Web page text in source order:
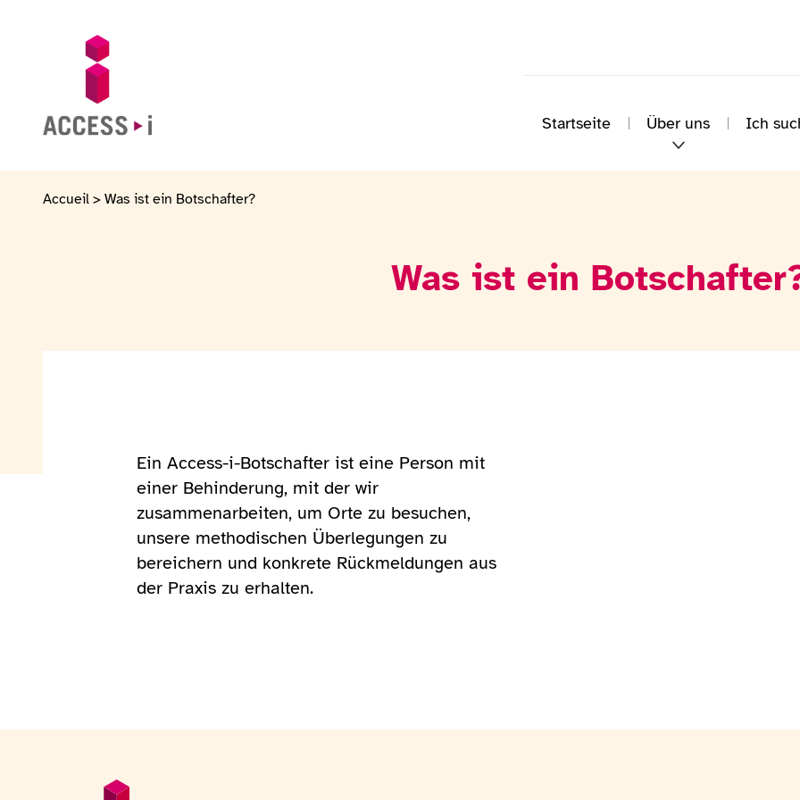
Startseite Über uns Ich
Accueil > Was ist ein Botschafter?
Was ist ein
Ein Access-i-Botschafter ist eine Person mit
einer Behinderung, mit der wir
zusammenarbeiten, um Orte zu besuchen,
unsere methodischen Überlegungen zu
bereichern und konkrete Rückmeldungen aus
der Praxis zu erhalten.
Allgemeine Informationen